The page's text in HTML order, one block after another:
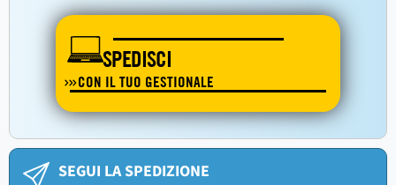
SPEDISCI
CON IL TUO GESTIONALE
SEGUI LA SPEDIZIONE